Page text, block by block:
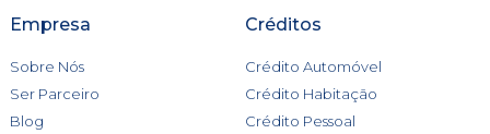
Empresa
Sobre Nós
Ser Parceiro
Blog
Créditos
Crédito Automóvel
Crédito Habitação
Crédito Pessoal